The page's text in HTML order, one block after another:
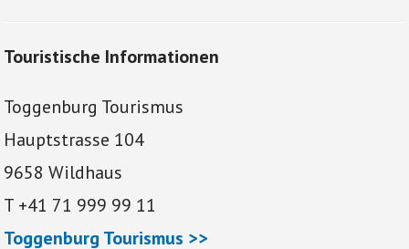
Touristische Informationen
Toggenburg Tourismus
Hauptstrasse 104
9658 Wildhaus
T +41 71 999 99 11
Toggenburg Tourismus >>